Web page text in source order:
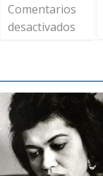
Comentarios
desactivados